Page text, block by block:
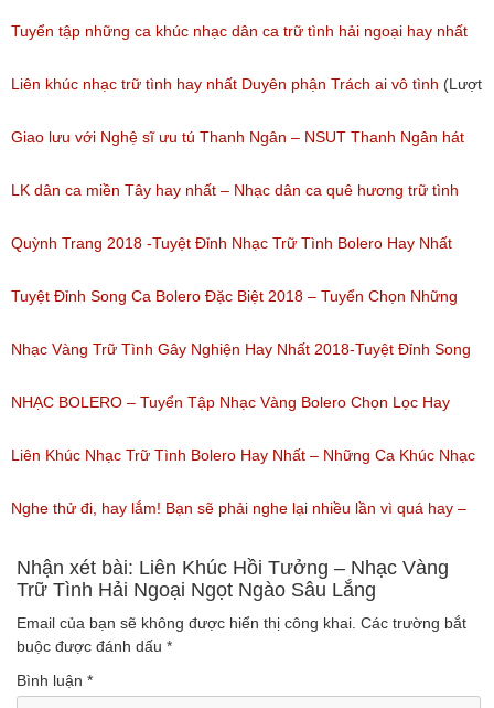
Tuyển tập những ca khúc nhạc dân ca trữ tình hải ngoại hay nhất
(Lượt nghe: 277)
Liên khúc nhạc trữ tình hay nhất Duyên phận Trách ai vô tình (Lượt
nghe: 193)
Giao lưu với Nghệ sĩ ưu tú Thanh Ngân – NSUT Thanh Ngân hát
Bolero
(Lượt nghe: 80)
LK dân ca miền Tây hay nhất – Nhạc dân ca quê hương trữ tình
miền tây hay nhất
(Lượt nghe: 184)
Quỳnh Trang 2018 -Tuyệt Đỉnh Nhạc Trữ Tình Bolero Hay Nhất
Của Quỳnh Trang 2018
(Lượt nghe: 155)
Tuyệt Đỉnh Song Ca Bolero Đặc Biệt 2018 – Tuyển Chọn Những
Bài Hát Song Ca Nhạc Vàng Bolero Hay Nhất
(Lượt nghe: 218)
Nhạc Vàng Trữ Tình Gây Nghiện Hay Nhất 2018-Tuyệt Đỉnh Song
Ca Thiên Quang Quỳnh Trang Ngọt Ngào
(Lượt nghe: 219)
NHẠC BOLERO – Tuyển Tập Nhạc Vàng Bolero Chọn Lọc Hay
Nhất / Tuyệt Đỉnh Bolero
(Lượt nghe: 99)
Liên Khúc Nhạc Trữ Tình Bolero Hay Nhất – Những Ca Khúc Nhạc
Vàng Trữ Tình Hay Nhất 2018
(Lượt nghe: 75)
Nghe thử đi, hay lắm! Bạn sẽ phải nghe lại nhiều lần vì quá hay –
Nhạc miền Tây đặc sắc
(Lượt nghe: 46)
Nhận xét bài: Liên Khúc Hồi Tưởng – Nhạc Vàng
Trữ Tình Hải Ngoại Ngọt Ngào Sâu Lắng
Email của bạn sẽ không được hiển thị công khai. Các trường bắt
buộc được đánh dấu *
Bình luận *